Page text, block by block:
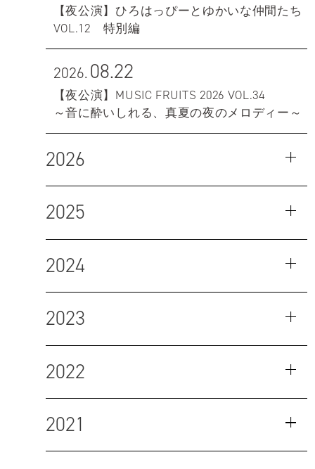
【夜公演】ひろはっぴーとゆかいな仲間たち
VOL.12 特別編
2026.08.22
【夜公演】MUSIC FRUITS 2026 VOL.34
～音に酔いしれる、真夏の夜のメロディー～
2026
2025
2024
2023
2022
2021